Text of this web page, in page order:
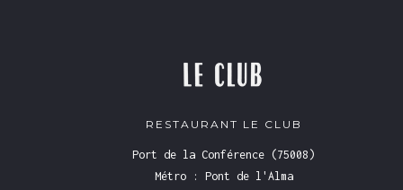
RESTAURANT LE CLUB
Port de la Conférence (75008)
Métro : Pont de l'Alma